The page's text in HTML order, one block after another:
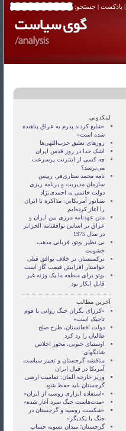
|پادکست | جستجو:
لینکدونی
«شایع کردند پدرم به عراق پناهنده
شده است»
روزهای تعلیق حزب‌اللهی‌ها
اشک خدا در روز قدس ایران
چه کسی از اینترنت پرسرعت
می‌ترسد؟
نامه محمد ستاری‌فر، رییس
سازمان مدیریت و برنامه ریزی
دولت خاتمی به احمدی‌نژاد
سناتور آمريکايي: مذاکره با ايران
را آغاز کرده‌ايم
متن عهدنامه مرزى بين ايران و
عراق بر اساس توافقنامه الجزاير
در سال 1975
بی نظیر بوتو، قربانی مذهب
خشونت
ترکمنستان بر خلاف توافق قبلی
خواستار افزایش قیمت گاز است
بوتو برای منطقه ما یک وزنه غیر
قابل انکار بود
آخرین مطالب
«کرزای نگران جنگ روانی با قوم
تاجیک است»
دولت افغانستان، طرح صلح
طالبان را رد کرد
اوستیای جنوبی، محور اجلاس
شانگهای
مناقشه گرجستان و تغییر سیاست
آمریکا در قبال ایران
وزیر خارجه آلمان: تمامیت ارضی
گرجستان باید حفظ شود
«استفاده ابزاری روسیه از ایران»
«مدت‌هاست جنگ سرد آغاز شده»
«شکست روسیه و گرجستان در
جنگ با یکدیگر»
گرجستان؛ میدان تسویه حساب